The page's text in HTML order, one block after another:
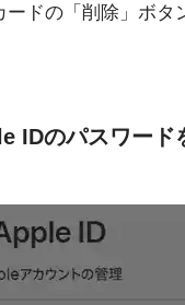
ードの「削除」ボタ
IDのパスワード